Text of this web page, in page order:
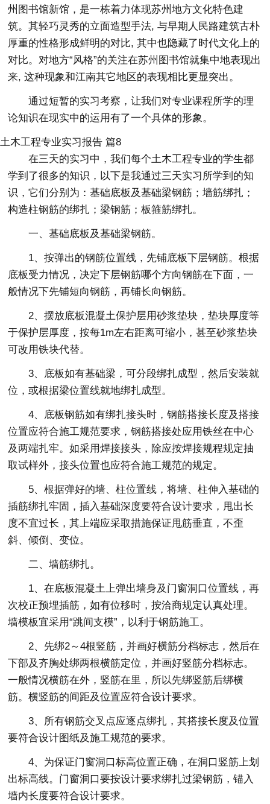
州图书馆新馆，是一栋着力体现苏州地方文化特色建
筑。其轻巧灵秀的立面造型手法, 与早期人民路建筑古朴
厚重的性格形成鲜明的对比, 其中也隐藏了时代文化上的
对比。对地方“风格”的关注在苏州图书馆就集中地表现出
来, 这种现象和江南其它地区的表现相比更显突出。
通过短暂的实习考察，让我们对专业课程所学的理
论知识在现实中的运用有了一个具体的形象。
土木工程专业实习报告 篇8
在三天的实习中，我们每个土木工程专业的学生都
学到了很多的知识，以下是我通过三天实习所学到的知
识，它们分别为：基础底板及基础梁钢筋；墙筋绑扎；
构造柱钢筋的绑扎；梁钢筋；板箍筋绑扎。
一、基础底板及基础梁钢筋。
1、按弹出的钢筋位置线，先铺底板下层钢筋。根据
底板受力情况，决定下层钢筋哪个方向钢筋在下面，一
般情况下先铺短向钢筋，再铺长向钢筋。
2、摆放底板混凝土保护层用砂浆垫块，垫块厚度等
于保护层厚度，按每1m左右距离可缩小，甚至砂浆垫块
可改用铁块代替。
3、底板如有基础梁，可分段绑扎成型，然后安装就
位，或根据梁位置线就地绑扎成型。
4、底板钢筋如有绑扎接头时，钢筋搭接长度及搭接
位置应符合施工规范要求，钢筋搭接处应用铁丝在中心
及两端扎牢。如采用焊接接头，除应按焊接规程规定抽
取试样外，接头位置也应符合施工规范的规定。
5、根据弹好的墙、柱位置线，将墙、柱伸入基础的
插筋绑扎牢固，插入基础深度要符合设计要求，甩出长
度不宜过长，其上端应采取措施保证甩筋垂直，不歪
斜、倾倒、变位。
二、墙筋绑扎。
1、在底板混凝土上弹出墙身及门窗洞口位置线，再
次校正预埋插筋，如有位移时，按洽商规定认真处理。
墙模板宜采用“跳间支模”，以利于钢筋施工。
2、先绑2～4根竖筋，并画好横筋分档标志，然后在
下部及齐胸处绑两根横筋定位，并画好竖筋分档标志。
一般情况横筋在外，竖筋在里，所以先绑竖筋后绑横
筋。横竖筋的间距及位置应符合设计要求。
3、所有钢筋交叉点应逐点绑扎，其搭接长度及位置
要符合设计图纸及施工规范的要求。
4、为保证门窗洞口标高位置正确，在洞口竖筋上划
出标高线。门窗洞口要按设计要求绑扎过梁钢筋，锚入
墙内长度要符合设计要求。